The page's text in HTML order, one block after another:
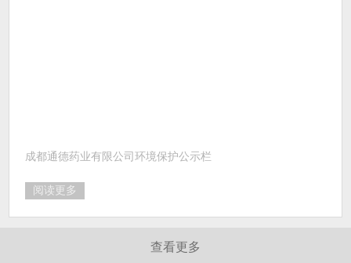
成都通德药业有限公司环境保护公示栏
阅读更多
查看更多